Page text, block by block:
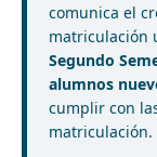
comunica el
matriculación
Segundo
alumnos
cumplir con
matriculación.